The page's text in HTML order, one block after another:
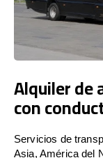
Alquiler de
con
Servicios de
Asia, América del